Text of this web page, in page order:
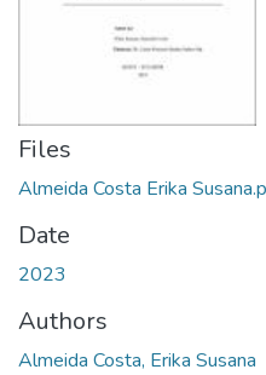
Files
Almeida Costa Erika
Date
2023
Authors
Almeida Costa, Erika Susana